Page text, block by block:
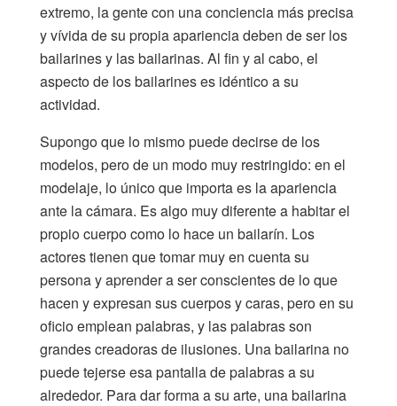
extremo, la gente con una conciencia más precisa
y vívida de su propia apariencia deben de ser los
bailarines y las bailarinas. Al fin y al cabo, el
aspecto de los bailarines es idéntico a su
actividad.
Supongo que lo mismo puede decirse de los
modelos, pero de un modo muy restringido: en el
modelaje, lo único que importa es la apariencia
ante la cámara. Es algo muy diferente a habitar el
propio cuerpo como lo hace un bailarín. Los
actores tienen que tomar muy en cuenta su
persona y aprender a ser conscientes de lo que
hacen y expresan sus cuerpos y caras, pero en su
oficio emplean palabras, y las palabras son
grandes creadoras de ilusiones. Una bailarina no
puede tejerse esa pantalla de palabras a su
alrededor. Para dar forma a su arte, una bailarina